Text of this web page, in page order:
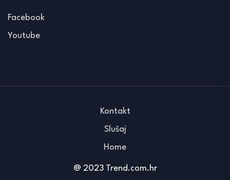
Facebook
Youtube
@ 2023 Trend.com.hr
Kontakt
Slušaj
Home